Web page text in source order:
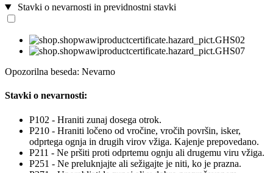
Stavki o nevarnosti in previdnostni stavki
Opozorilna beseda: Nevarno
Stavki o nevarnosti:
P102 - Hraniti zunaj dosega otrok.
P210 - Hraniti ločeno od vročine, vročih površin, isker,
odprtega ognja in drugih virov vžiga. Kajenje prepovedano.
P211 - Ne pršiti proti odprtemu ognju ali drugemu viru vžiga.
P251 - Ne preluknjajte ali sežigajte je niti, ko je prazna.